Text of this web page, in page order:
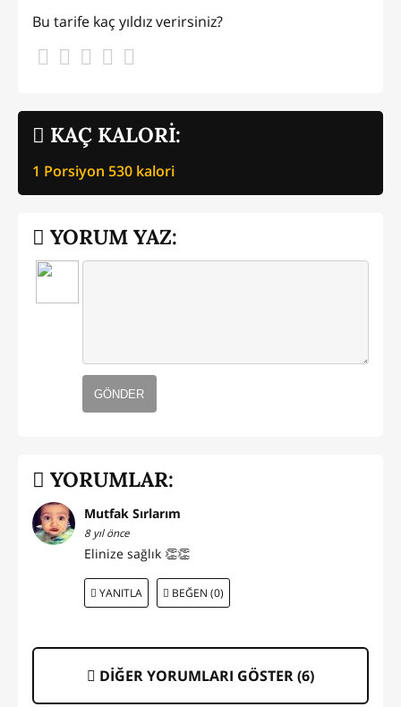
KAÇ KALORİ:
1 Porsiyon 530 kalori
Bu tarife kaç yıldız verirsiniz?
YORUM YAZ:
GÖNDER
YORUMLAR:
Mutfak Sırlarım
8 yıl önce
Elinize sağlık 👏👏
YANITLA BEĞEN (0)
DİĞER YORUMLARI GÖSTER (6)